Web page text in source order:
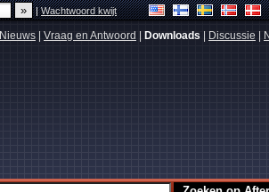
|Wachtwoord kwijt
Nieuws Vraag en Antwoord Downloads Discussie